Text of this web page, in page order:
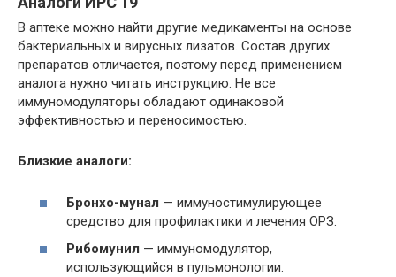
В аптеке можно найти другие медикаменты на основе
бактериальных и вирусных лизатов. Состав других
препаратов отличается, поэтому перед применением
аналога нужно читать инструкцию. Не все
иммуномодуляторы обладают одинаковой
эффективностью и переносимостью.
Близкие аналоги:
Бронхо-мунал — иммуностимулирующее
средство для профилактики и лечения ОРЗ.
Рибомунил — иммуномодулятор,
использующийся в пульмонологии.